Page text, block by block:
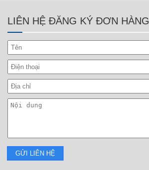
LIÊN HỆ ĐĂNG KÝ ĐƠN HÀNG